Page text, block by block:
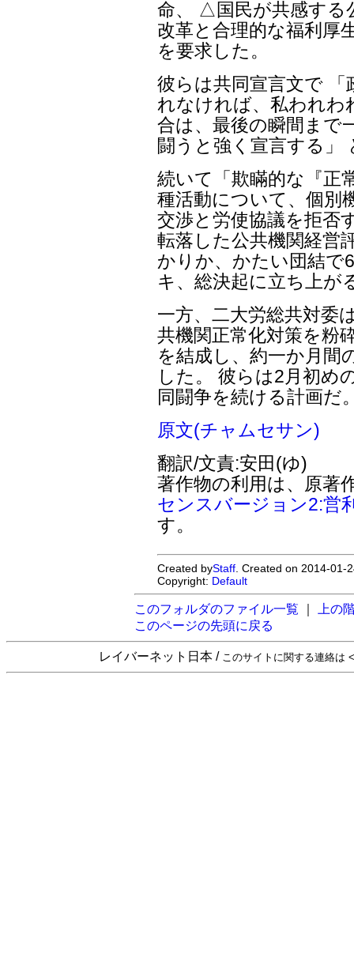
命、 △国民が共感する
改革と合理的な福利厚
を要求した。
彼らは共同宣言文で
れなければ、私われわ
合は、最後の瞬間まで
闘うと強く宣言する」
続いて「欺瞞的な『正
種活動について、個別
交渉と労使協議を拒否
転落した公共機関経営
かりか、かたい団結で
キ、総決起に立ち上が
一方、二大労総共対委
共機関正常化対策を粉
を結成し、約一か月間
した。 彼らは2月初め
同闘争を続ける計画だ
原文(チャムセサン)
翻訳/文責:安田(ゆ)
著作物の利用は、原著
センスバージョン2:営
す。
Created byStaff . Created on 2014-
Copyright: Default
このフォルダのファイル一覧
上の
このページの先頭に戻る
レイバーネット日本 / このサイトに関する連絡は